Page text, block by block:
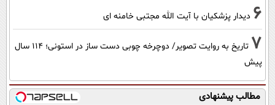
6 دیدار پزشکیان با آیت الله مجتبی خامنه ای
7
تاریخ به روایت تصویر/ دوچرخه چوبی دست ساز در استونی؛ 114 سال
پیش
مطالب پیشنهادی